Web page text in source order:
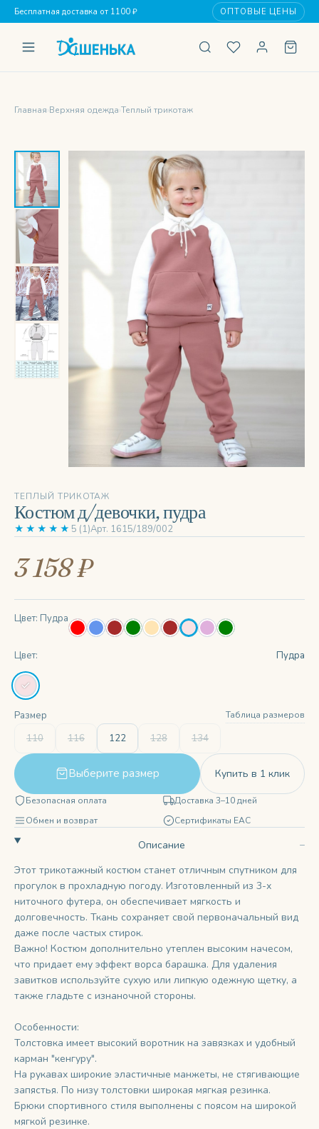
Бесплатная доставка от 1100 ₽ ОПТОВЫЕ ЦЕНЫ
Главная›Верхняя одежда›Теплый трикотаж
‹
ТЕПЛЫЙ ТРИКОТАЖ
Костюм д/девочки, пудра
★★★★★ 5 (1)Арт. 1615/189/002
3 158 ₽
Цвет: Пудра
Цвет: Пудра
Размер Таблица размеров
110 116 122 128 134
Выберите размер Купить в 1 клик
Безопасная оплата
Доставка 3–10 дней
Обмен и возврат
Сертификаты ЕАС
Описание
Этот трикотажный костюм станет отличным спутником для
прогулок в прохладную погоду. Изготовленный из 3-х
ниточного футера, он обеспечивает мягкость и
долговечность. Ткань сохраняет свой первоначальный вид
даже после частых стирок.
Важно! Костюм дополнительно утеплен высоким начесом,
что придает ему эффект ворса барашка. Для удаления
завитков используйте сухую или липкую одежную щетку, а
также гладьте с изнаночной стороны.
Особенности:
Толстовка имеет высокий воротник на завязках и удобный
карман "кенгуру".
На рукавах широкие эластичные манжеты, не стягивающие
запястья. По низу толстовки широкая мягкая резинка.
Брюки спортивного стиля выполнены с поясом на широкой
мягкой резинке.